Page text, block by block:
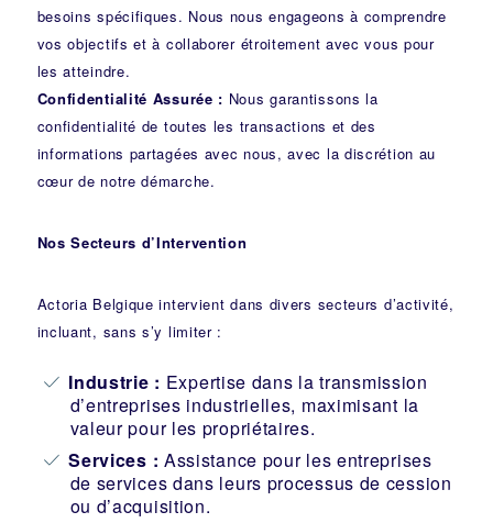
besoins spécifiques. Nous nous engageons à comprendre
vos objectifs et à collaborer étroitement avec vous pour
les atteindre.
Confidentialité Assurée : Nous garantissons la
confidentialité de toutes les transactions et des
informations partagées avec nous, avec la discrétion au
cœur de notre démarche.
Nos Secteurs d’Intervention
Actoria Belgique intervient dans divers secteurs d’activité,
incluant, sans s’y limiter :
Industrie : Expertise dans la transmission
d’entreprises industrielles, maximisant la
valeur pour les propriétaires.
Services : Assistance pour les entreprises
de services dans leurs processus de cession
ou d’acquisition.